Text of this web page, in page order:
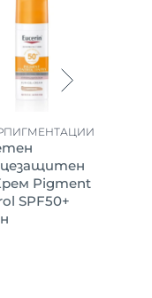
Pigment
SPF50+